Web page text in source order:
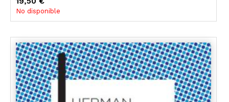
No disponible